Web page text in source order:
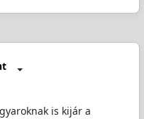
is kijár a